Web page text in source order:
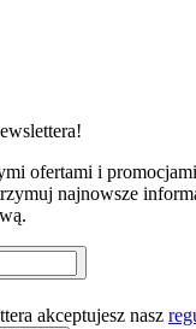
noc
ofertami i
najnowsze
akceptujesz nasz